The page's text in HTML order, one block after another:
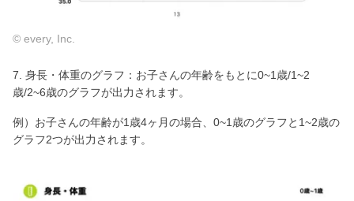
© every, Inc.
7. 身長・体重のグラフ：お子さんの年齢をもとに0~1歳/1~2
歳/2~6歳のグラフが出力されます。
例）お子さんの年齢が1歳4ヶ月の場合、0~1歳のグラフと1~2歳の
グラフ2つが出力されます。